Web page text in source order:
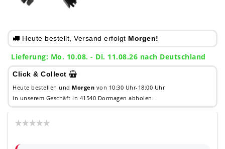
Heute bestellt, Versand erfolgt Morgen!
Lieferung: Mo. 10.08. - Di. 11.08.26 nach Deutschland
Click & Collect
Heute bestellen und Morgen von 10:30 Uhr-18:00 Uhr
in unserem Geschäft in 41540 Dormagen abholen.